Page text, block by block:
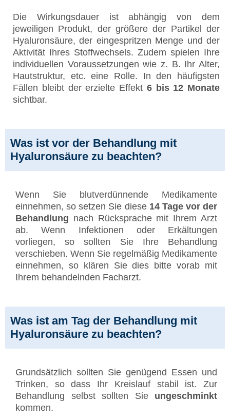
Die Wirkungsdauer ist abhängig von dem
jeweiligen Produkt, der größere der Partikel der
Hyaluronsäure, der eingespritzen Menge und der
Aktivität Ihres Stoffwechsels. Zudem spielen Ihre
individuellen Voraussetzungen wie z. B. Ihr Alter,
Hautstruktur, etc. eine Rolle. In den häufigsten
Fällen bleibt der erzielte Effekt 6 bis 12 Monate
sichtbar.
Was ist vor der Behandlung mit
Hyaluronsäure zu beachten?
Wenn Sie blutverdünnende Medikamente
einnehmen, so setzen Sie diese 14 Tage vor der
Behandlung nach Rücksprache mit Ihrem Arzt
ab. Wenn Infektionen oder Erkältungen
vorliegen, so sollten Sie Ihre Behandlung
verschieben. Wenn Sie regelmäßig Medikamente
einnehmen, so klären Sie dies bitte vorab mit
Ihrem behandelnden Facharzt.
Was ist am Tag der Behandlung mit
Hyaluronsäure zu beachten?
Grundsätzlich sollten Sie genügend Essen und
Trinken, so dass Ihr Kreislauf stabil ist. Zur
Behandlung selbst sollten Sie ungeschminkt
kommen.